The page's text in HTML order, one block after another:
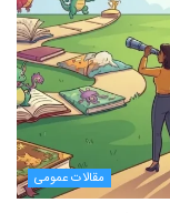
مقالات عمومی